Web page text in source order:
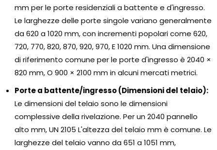
mm per le porte residenziali a battente e d'ingresso.
Le larghezze delle porte singole variano generalmente
da 620 a 1020 mm, con incrementi popolari come 620,
720, 770, 820, 870, 920, 970, E 1020 mm. Una dimensione
di riferimento comune per le porte d'ingresso è 2040 ×
820 mm, O 900 × 2100 mm in alcuni mercati metrici.
Porte a battente/ingresso (Dimensioni del telaio):
Le dimensioni del telaio sono le dimensioni
complessive della rivelazione. Per un 2040 pannello
alto mm, UN 2105 L'altezza del telaio mm è comune. Le
larghezze del telaio vanno da 651 a 1051 mm,